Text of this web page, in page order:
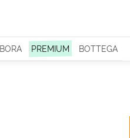
PREMIUM BOTTEGA